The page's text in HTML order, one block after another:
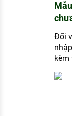
Đối
kèm